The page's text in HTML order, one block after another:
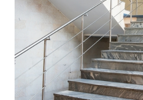
Финансово‐промышленная
Аренда недвижимости в
и Ленинградской области